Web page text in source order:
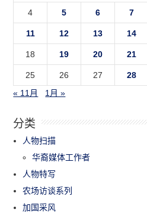
4 5 6 7
11 12 13 14
18 19 20 21
25 26 27 28
« 11月
1月 »
分类
人物扫描
华裔媒体工作者
人物特写
农场访谈系列
加国采风